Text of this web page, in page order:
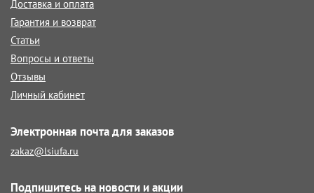
Доставка и оплата
Гарантия и возврат
Статьи
Вопросы и ответы
Отзывы
Личный кабинет
Электронная почта для заказов
zakaz@lsiufa.ru
Подпишитесь на новости и акции